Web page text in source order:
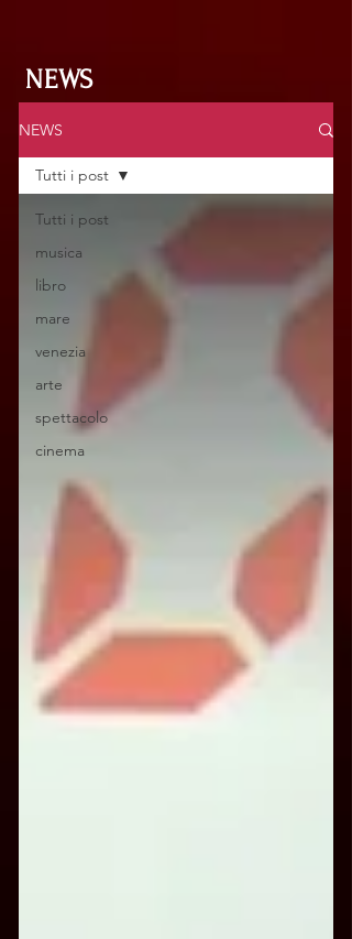
NEWS
NEWS
Tutti i post
musica
libro
mare
venezia
arte
spettacolo
cinema
Tutti i post